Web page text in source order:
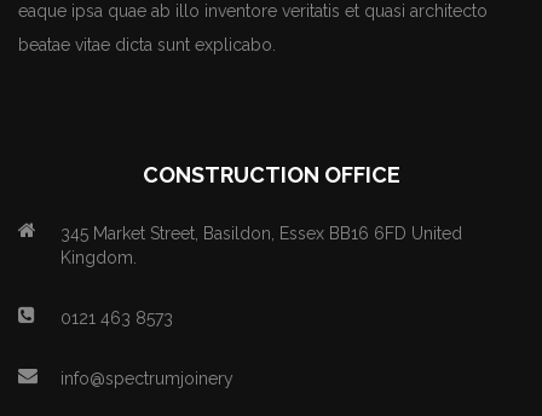
eaque ipsa quae ab illo inventore veritatis et quasi architecto
beatae vitae dicta sunt explicabo.
CONSTRUCTION OFFICE
345 Market Street, Basildon, Essex BB16 6FD United
Kingdom.
0121 463 8573
info@spectrumjoinery